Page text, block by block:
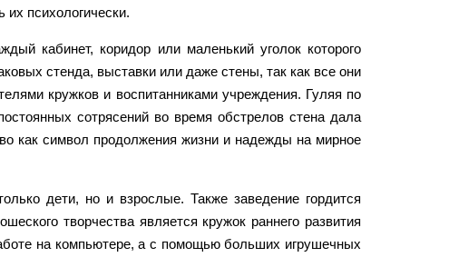
их психологически.
кабинет, коридор или маленький уголок которого
стенда, выставки или даже стены, так как все они
кружков и воспитанниками учреждения. Гуляя по
сотрясений во время обстрелов стена дала
как символ продолжения жизни и надежды на мирное
дети, но и взрослые. Также заведение гордится
творчества является кружок раннего развития
на компьютере, а с помощью больших игрушечных